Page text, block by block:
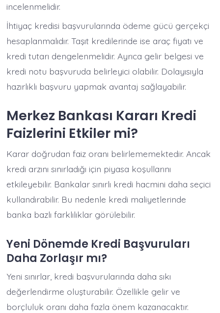
incelenmelidir.
İhtiyaç kredisi başvurularında ödeme gücü gerçekçi
hesaplanmalıdır. Taşıt kredilerinde ise araç fiyatı ve
kredi tutarı dengelenmelidir. Ayrıca gelir belgesi ve
kredi notu başvuruda belirleyici olabilir. Dolayısıyla
hazırlıklı başvuru yapmak avantaj sağlayabilir.
Merkez Bankası Kararı Kredi
Faizlerini Etkiler mi?
Karar doğrudan faiz oranı belirlememektedir. Ancak
kredi arzını sınırladığı için piyasa koşullarını
etkileyebilir. Bankalar sınırlı kredi hacmini daha seçici
kullandırabilir. Bu nedenle kredi maliyetlerinde
banka bazlı farklılıklar görülebilir.
Yeni Dönemde Kredi Başvuruları
Daha Zorlaşır mı?
Yeni sınırlar, kredi başvurularında daha sıkı
değerlendirme oluşturabilir. Özellikle gelir ve
borçluluk oranı daha fazla önem kazanacaktır.